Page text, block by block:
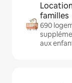
familles
690
aux